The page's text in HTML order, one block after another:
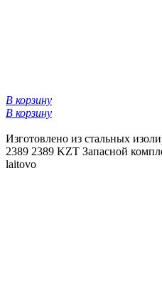
В корзину
В корзину
Изготовлено из стальных
2389 2389 KZT Запасной
laitovo